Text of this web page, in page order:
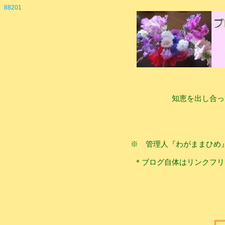
88201
知恵を出し合
※ 管理人『わがままひめ
＊ブログ自体はリンクフ